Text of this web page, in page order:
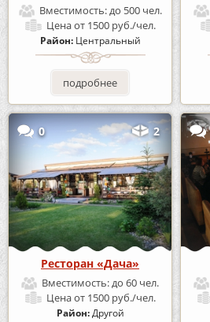
Вместимость:до 500 чел.
Ценаот 1500 руб./чел.
Район: Центральный
подробнее
0 2
Ресторан «Дача»
Вместимость:до 60 чел.
Ценаот 1500 руб./чел.
Район:Другой